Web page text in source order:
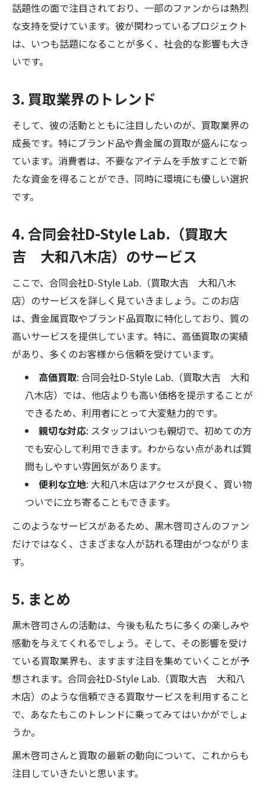
話題性の面で注目されており、一部のファンからは熱烈
な支持を受けています。彼が関わっているプロジェクト
は、いつも話題になることが多く、社会的な影響も大き
いです。
3. 買取業界のトレンド
そして、彼の活動とともに注目したいのが、買取業界の
成長です。特にブランド品や貴金属の買取が盛んになっ
ています。消費者は、不要なアイテムを手放すことで新
たな資金を得ることができ、同時に環境にも優しい選択
です。
4. 合同会社D-Style Lab.（買取大
吉 大和八木店）のサービス
ここで、合同会社D-Style Lab.（買取大吉 大和八木
店）のサービスを詳しく見ていきましょう。このお店
は、貴金属買取やブランド品買取に特化しており、質の
高いサービスを提供しています。特に、高価買取の実績
があり、多くのお客様から信頼を受けています。
高価買取: 合同会社D-Style Lab.（買取大吉 大和
八木店）では、他店よりも高い価格を提示することが
できるため、利用者にとって大変魅力的です。
親切な対応: スタッフはいつも親切で、初めての方
でも安心して利用できます。わからない点があれば質
問もしやすい雰囲気があります。
便利な立地: 大和八木店はアクセスが良く、買い物
ついでに立ち寄ることもできます。
このようなサービスがあるため、黒木啓司さんのファン
だけではなく、さまざまな人が訪れる理由がつながりま
す。
5. まとめ
黒木啓司さんの活動は、今後も私たちに多くの楽しみや
感動を与えてくれるでしょう。そして、その影響を受け
ている買取業界も、ますます注目を集めていくことが予
想されます。合同会社D-Style Lab.（買取大吉 大和八
木店）のような信頼できる買取サービスを利用すること
で、あなたもこのトレンドに乗ってみてはいかがでしょ
うか。
黒木啓司さんと買取の最新の動向について、これからも
注目していきたいと思います。